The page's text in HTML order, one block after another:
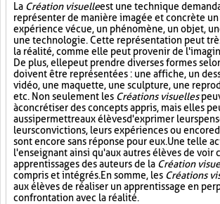
La Création visuelleest une technique
représenter de manière imagée et concrète
expérience vécue, un phénomène, un objet,
une technologie. Cette représentation peut
la réalité, comme elle peut provenir de
De plus, elle peut prendre diverses formes
doivent être représentées : une affiche, un
vidéo, une maquette, une sculpture, une
etc. Non seulement les Créations visuelles
à concrétiser des concepts appris, mais elles
aussi permettre aux élèves d'exprimer leurs
leurs convictions, leurs expériences ou encore
sont encore sans réponse pour eux. Une telle
l'enseignant ainsi qu'aux autres élèves de voir
apprentissages des auteurs de la Création
compris et intégrés. En somme, les Créations
aux élèves de réaliser un apprentissage en
confrontation avec la réalité.